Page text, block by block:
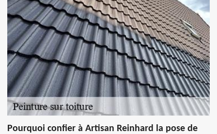
Pourquoi confier à Artisan Reinhard la pose de